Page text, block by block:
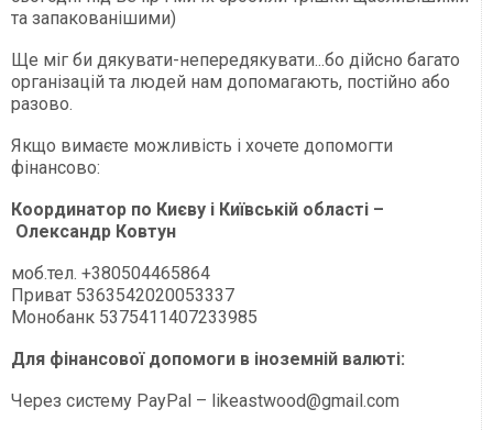
та запакованішими)
Ще міг би дякувати-непередякувати...бо дійсно багато
організацій та людей нам допомагають, постійно або
разово.
Якщо вимаєте можливість і хочете допомогти
фінансово:
Координатор по Києву і Київській області –
Олександр Ковтун
моб.тел. +380504465864
Приват 5363542020053337
Монобанк 5375411407233985
Для фінансової допомоги в іноземній валюті:
Через систему PayPal – likeastwood@gmail.com